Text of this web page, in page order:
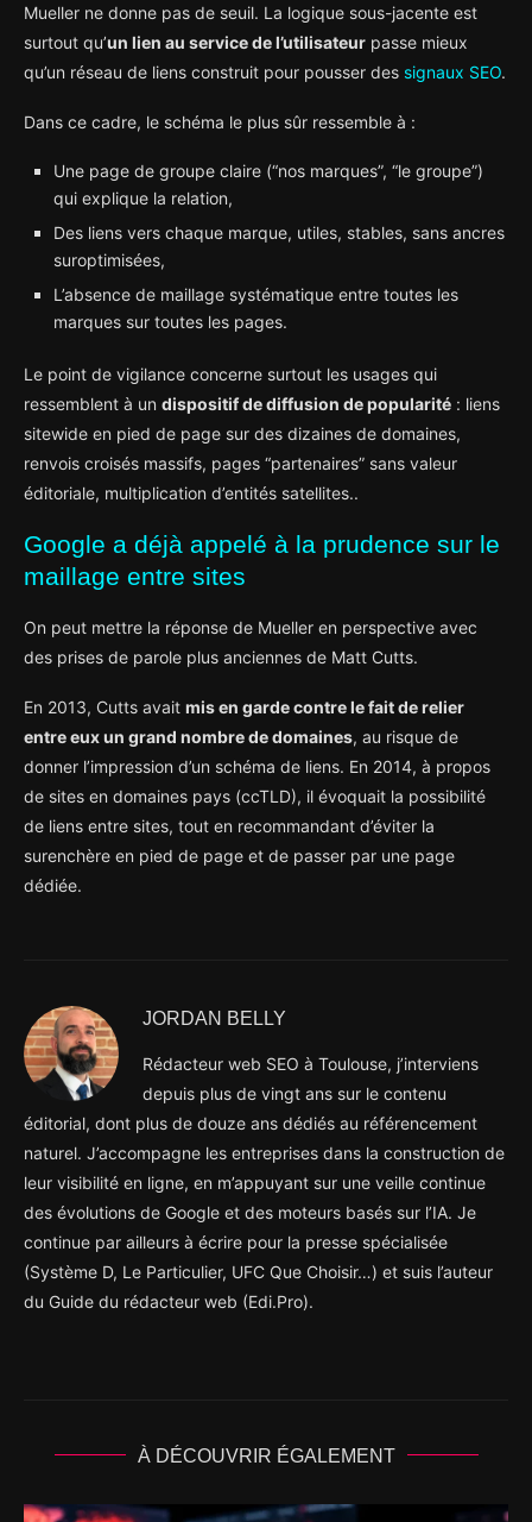
Mueller ne donne pas de seuil. La logique sous-jacente est
surtout qu’un lien au service de l’utilisateur passe mieux
qu’un réseau de liens construit pour pousser des signaux SEO.
Dans ce cadre, le schéma le plus sûr ressemble à :
Une page de groupe claire (“nos marques”, “le groupe”)
qui explique la relation,
Des liens vers chaque marque, utiles, stables, sans ancres
suroptimisées,
L’absence de maillage systématique entre toutes les
marques sur toutes les pages.
Le point de vigilance concerne surtout les usages qui
ressemblent à un dispositif de diffusion de popularité : liens
sitewide en pied de page sur des dizaines de domaines,
renvois croisés massifs, pages “partenaires” sans valeur
éditoriale, multiplication d’entités satellites..
Google a déjà appelé à la prudence sur le
maillage entre sites
On peut mettre la réponse de Mueller en perspective avec
des prises de parole plus anciennes de Matt Cutts.
En 2013, Cutts avait mis en garde contre le fait de relier
entre eux un grand nombre de domaines, au risque de
donner l’impression d’un schéma de liens. En 2014, à propos
de sites en domaines pays (ccTLD), il évoquait la possibilité
de liens entre sites, tout en recommandant d’éviter la
surenchère en pied de page et de passer par une page
dédiée.
JORDAN BELLY
Rédacteur web SEO à Toulouse, j’interviens
depuis plus de vingt ans sur le contenu
éditorial, dont plus de douze ans dédiés au référencement
naturel. J’accompagne les entreprises dans la construction de
leur visibilité en ligne, en m’appuyant sur une veille continue
des évolutions de Google et des moteurs basés sur l’IA. Je
continue par ailleurs à écrire pour la presse spécialisée
(Système D, Le Particulier, UFC Que Choisir…) et suis l’auteur
du Guide du rédacteur web (Edi.Pro).
À DÉCOUVRIR ÉGALEMENT